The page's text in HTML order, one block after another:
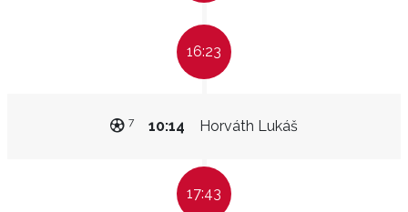
16:23
Horváth Lukáš
10:14
7
17:43